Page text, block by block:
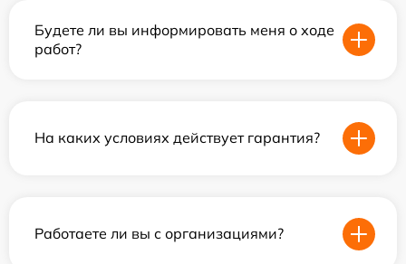
Будете ли вы информировать меня о ходе
работ?
На каких условиях действует гарантия?
Работаете ли вы с организациями?